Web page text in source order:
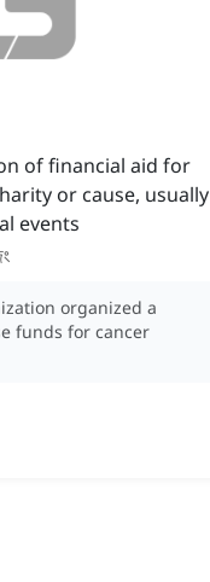
of financial aid for
or cause, usually
events
organized a
funds for cancer